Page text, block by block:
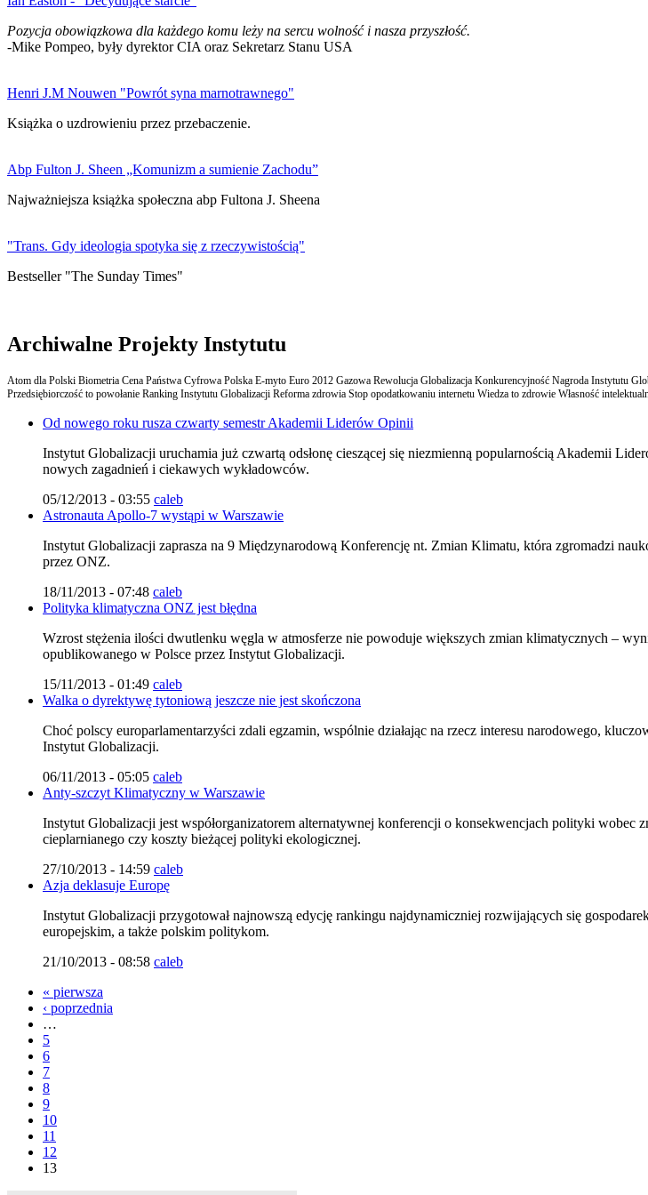
Pozycja obowiązkowa dla każdego komu leży na sercu wolność i nasza przyszłość.
-Mike Pompeo, były dyrektor CIA oraz Sekretarz Stanu USA
Henri J.M Nouwen "Powrót syna marnotrawnego"
Książka o uzdrowieniu przez przebaczenie.
Abp Fulton J. Sheen „Komunizm a sumienie Zachodu”
Najważniejsza książka społeczna abp Fultona J. Sheena
"Trans. Gdy ideologia spotyka się z rzeczywistością"
Bestseller "The Sunday Times"
Archiwalne Projekty Instytutu
Atom dla Polski Biometria Cena Państwa Cyfrowa Polska E-myto Euro 2012 Gazowa Rewolucja Globalizacja Konkurencyjność Nagroda Instytutu
Przedsiębiorczość to powołanie Ranking Instytutu Globalizacji Reforma zdrowia Stop opodatkowaniu internetu Wiedza to zdrowie Własność
Od nowego roku rusza czwarty semestr Akademii Liderów Opinii
Instytut Globalizacji uruchamia już czwartą odsłonę cieszącej się niezmienną popularnością Akademii
nowych zagadnień i ciekawych wykładowców.
05/12/2013 - 03:55 caleb
Astronauta Apollo-7 wystąpi w Warszawie
Instytut Globalizacji zaprasza na 9 Międzynarodową Konferencję nt. Zmian Klimatu, która zgromadzi
przez ONZ.
18/11/2013 - 07:48 caleb
Polityka klimatyczna ONZ jest błędna
Wzrost stężenia ilości dwutlenku węgla w atmosferze nie powoduje większych zmian klimatycznych –
opublikowanego w Polsce przez Instytut Globalizacji.
15/11/2013 - 01:49 caleb
Walka o dyrektywę tytoniową jeszcze nie jest skończona
Choć polscy europarlamentarzyści zdali egzamin, wspólnie działając na rzecz interesu narodowego,
Instytut Globalizacji.
06/11/2013 - 05:05 caleb
Anty-szczyt Klimatyczny w Warszawie
Instytut Globalizacji jest współorganizatorem alternatywnej konferencji o konsekwencjach polityki wobec
cieplarnianego czy koszty bieżącej polityki ekologicznej.
27/10/2013 - 14:59 caleb
Azja deklasuje Europę
Instytut Globalizacji przygotował najnowszą edycję rankingu najdynamiczniej rozwijających się
europejskim, a także polskim politykom.
21/10/2013 - 08:58 caleb
« pierwsza
‹ poprzednia
…
5
6
7
8
9
10
11
12
13